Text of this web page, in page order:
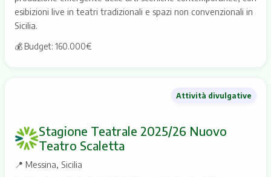
esibizioni live in teatri tradizionali e spazi non convenzionali in
Sicilia.
💰 Budget: 160.000€
Attività divulgative
Stagione Teatrale 2025/26 Nuovo
Teatro Scaletta
📍 Messina, Sicilia